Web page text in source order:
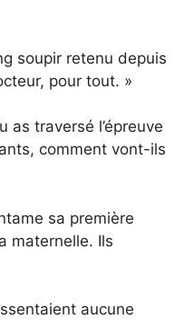
soupir retenu depuis
pour tout. »
as traversé l’épreuve
comment vont-ils
sa première
maternelle. Ils
aucune